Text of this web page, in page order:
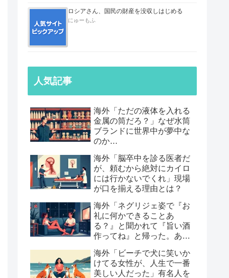
ロシアさん、国民の財産を没収しはじめる
にゅーもふ
人気記事
海外「ただの液体を入れる
金属の筒だろ？」なぜ水筒
ブランドに世界中が夢中な
のか…
海外「脳卒中を診る医者だ
が、頼むから絶対にカイロ
には行かないでくれ」現場
が口を揃える理由とは？
海外「ネグリジェ姿で『お
礼に何かできることあ
る？』と聞かれて『旨い酒
作ってね』と帰った。あれ
る男たちの後悔談…
海外「ビーチで犬に笑いか
けてる女性が、人生で一番
美しい人だった」有名人を